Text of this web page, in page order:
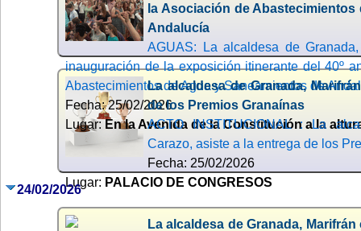
la Asociación de
Andalucía
AGUAS: La alcaldesa de
inauguración de la exposición itinerante del 40º
Abastecimientos de Agua y Saneamientos de
Fecha: 25/02/2026
Lugar: En la Avenida de la Constitución a la
La alcaldesa de Granada,
de los Premios Granaínas
ACTO INSTITUCIONAL : La
Carazo, asiste a la entrega de los
Fecha: 25/02/2026
Lugar: PALACIO DE CONGRESOS
24/02/2026
La alcaldesa de Granada,